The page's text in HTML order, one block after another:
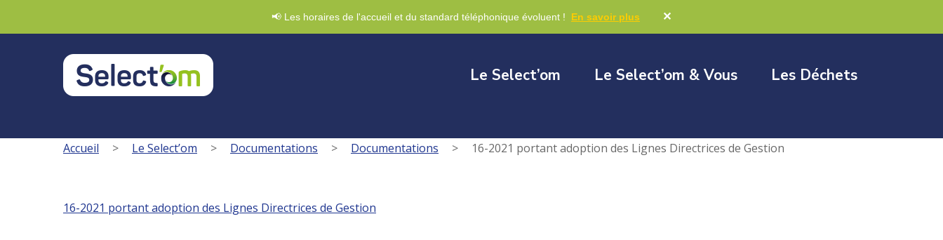
📢 Les horaires de l'accueil et du standard téléphonique évoluent ! En savoir plus ✕
Nous écrire
Le Select’om Le Select’om & Vous Les Déchets
Accueil > Le Select’om > Documentations > Documentations > 16-2021 portant adoption des Lignes Directrices de Gestion
16-2021 portant adoption des Lignes Directrices de Gestion